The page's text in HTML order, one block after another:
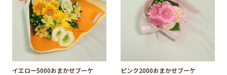
イエロー5000おまかせブーケ ピンク2000おまかせブーケ